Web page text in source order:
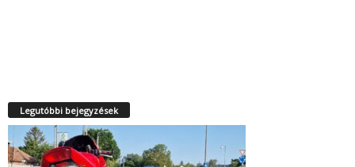
Legutóbbi bejegyzések